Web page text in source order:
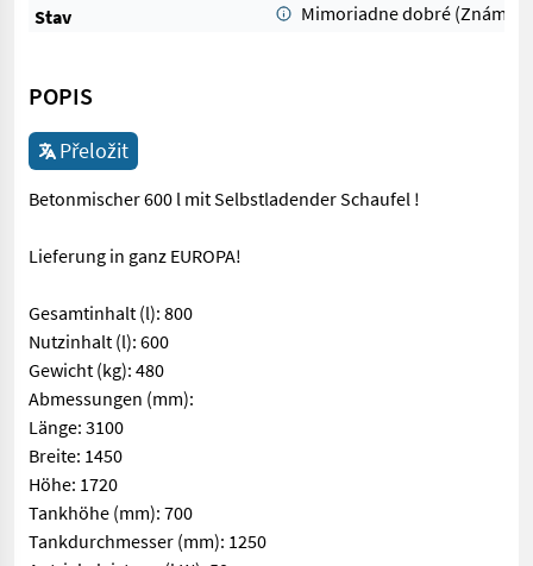
Stav
Mimoriadne dobré (Známka
POPIS
Přeložit
Betonmischer 600 l mit Selbstladender Schaufel !
Lieferung in ganz EUROPA!
Gesamtinhalt (l): 800
Nutzinhalt (l): 600
Gewicht (kg): 480
Abmessungen (mm):
Länge: 3100
Breite: 1450
Höhe: 1720
Tankhöhe (mm): 700
Tankdurchmesser (mm): 1250